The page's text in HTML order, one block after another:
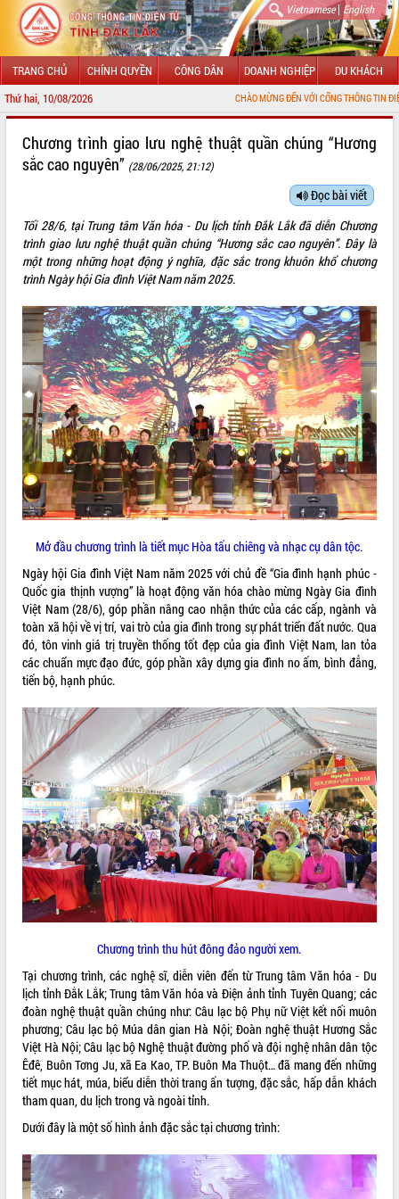
Vietnamese| English
TRANG CHỦ CHÍNH QUYỀN CÔNG DÂN DOANH NGHIỆP DU KHÁCH
Thứ hai, 10/08/2026 CHÀO MỪNG ĐẾN VỚI CỔNG THÔNG TIN ĐIỆN TỬ TỈNH
LÃNH ĐẠO UBND TỈNH
SỞ, BAN, NGÀNH
UBND CÁC XÃ, PHƯỜNG
THÔNG TIN CHỈ ĐẠO ĐIỀU HÀNH
HỆ THỐNG VĂN BẢN
VĂN BẢN HĐND TỈNH
ĐIỂM TIN VĂN BẢN
QUY HOẠCH - KẾ HOẠCH
VIDEO
Trailer Lễ hội Sầu riêng Đắk Lắk năm
2026
Khám bệnh, cấp phát thuốc miễn phí
và tặng quà người dân xã Cư Pui
Hội nghị UBND tỉnh Đắk Lắk thường kỳ
tháng 7/2026
Lễ truy tặng danh hiệu “Bà Mẹ Việt
Nam Anh hùng” và trao Huân chương
Lao động
UBND tỉnh Đắk Lắk triển khai nhiệm
ALBUM ẢNH
Chương trình giao lưu nghệ thuật quần chúng “Hương
sắc cao nguyên” (28/06/2025, 21:12)
Đọc bài viết
Tối 28/6, tại Trung tâm Văn hóa - Du lịch tỉnh Đắk Lắk đã diễn Chương
trình giao lưu nghệ thuật quần chúng “Hương sắc cao nguyên”. Đây là
một trong những hoạt động ý nghĩa, đặc sắc trong khuôn khổ chương
trình Ngày hội Gia đình Việt Nam năm 2025.
Mở đầu chương trình là tiết mục Hòa tấu chiêng và nhạc cụ dân tộc.
Ngày hội Gia đình Việt Nam năm 2025 với chủ đề “Gia đình hạnh phúc -
Quốc gia thịnh vượng” là hoạt động văn hóa chào mừng Ngày Gia đình
Việt Nam (28/6), góp phần nâng cao nhận thức của các cấp, ngành và
toàn xã hội về vị trí, vai trò của gia đình trong sự phát triển đất nước. Qua
đó, tôn vinh giá trị truyền thống tốt đẹp của gia đình Việt Nam, lan tỏa
các chuẩn mực đạo đức, góp phần xây dựng gia đình no ấm, bình đẳng,
tiến bộ, hạnh phúc.
Chương trình thu hút đông đảo người xem.
Tại chương trình, các nghệ sĩ, diễn viên đến từ Trung tâm Văn hóa - Du
lịch tỉnh Đắk Lắk; Trung tâm Văn hóa và Điện ảnh tỉnh Tuyên Quang; các
đoàn nghệ thuật quần chúng như: Câu lạc bộ Phụ nữ Việt kết nối muôn
phương; Câu lạc bộ Múa dân gian Hà Nội; Đoàn nghệ thuật Hương Sắc
Việt Hà Nội; Câu lạc bộ Nghệ thuật đường phố và đội nghệ nhân dân tộc
Êđê, Buôn Tơng Ju, xã Ea Kao, TP. Buôn Ma Thuột… đã mang đến những
tiết mục hát, múa, biểu diễn thời trang ấn tượng, đặc sắc, hấp dẫn khách
tham quan, du lịch trong và ngoài tỉnh.
Dưới đây là một số hình ảnh đặc sắc tại chương trình: